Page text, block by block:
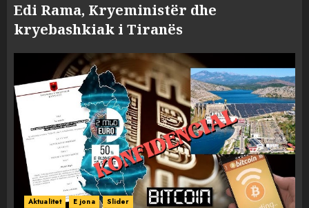
Edi Rama, Kryeministër dhe
kryebashkiak i Tiranës
Aktualitet E jona Slider